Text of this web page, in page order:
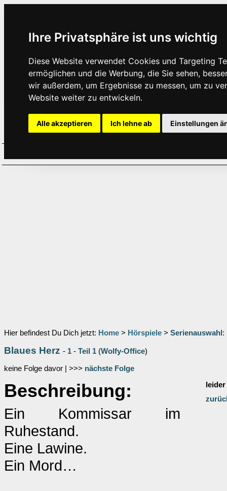
Ihre Privatsphäre ist uns wichtig
Diese Website verwendet Cookies und Targeting
ermöglichen und die Werbung, die Sie sehen,
wir außerdem, um Ergebnisse zu messen, um zu
Website weiter zu entwickeln.
Alle akzeptieren Ich lehne ab Einstellungen
Hier befindest Du Dich jetzt: Home > Hörspiele > Serienauswahl :
Blaues Herz - 1 - Teil 1 (Wolfy-Office)
keine Folge davor | >>> nächste Folge
Beschreibung:
Ein Kommissar im
Ruhestand.
Eine Lawine.
Ein Mord…